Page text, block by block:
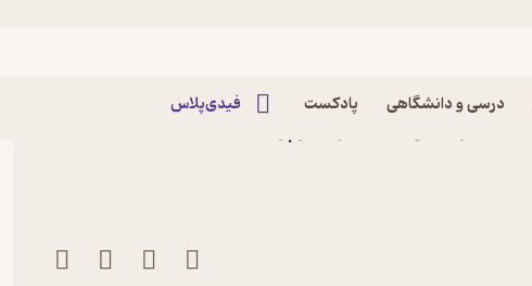
درسی و دانشگاهی پادکست فیدی‌پلاس